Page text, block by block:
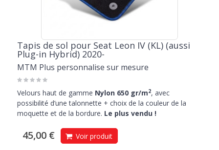
Tapis de sol pour Seat Leon IV (KL) (aussi
Plug-in Hybrid) 2020-
MTM Plus personnalise sur mesure
Velours haut de gamme Nylon 650 gr/m2, avec
possibilité d’une talonnette + choix de la couleur de la
moquette et de la bordure. Le plus vendu !
45,00 € Voir produit